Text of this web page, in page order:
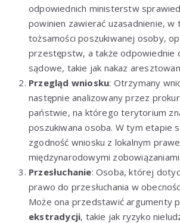
odpowiednich ministerstw
powinien zawierać uzasadnienie, w
tożsamości poszukiwanej osoby,
przestępstw, a także odpowiednie
sądowe, takie jak nakaz
Przegląd wniosku: Otrzymany
następnie analizowany przez
państwie, na którego terytorium
poszukiwana osoba. W tym etapie
zgodność wniosku z lokalnym
międzynarodowymi zobowiązaniami.
Przesłuchanie: Osoba, której
prawo do przesłuchania w
Może ona przedstawić argumenty
ekstradycji, takie jak ryzyko